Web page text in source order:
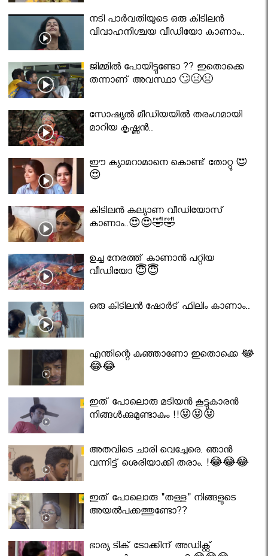
നടി പാർവതിയുടെ ഒരു കിടിലൻ
വിവാഹനിശ്ചയ വീഡിയോ കാണാം..
ജിമ്മിൽ പോയിട്ടുണ്ടോ ?? ഇതൊക്കെ
തന്നാണ് അവസ്ഥാ 🙄😣😣
സോഷ്യൽ മീഡിയയിൽ തരംഗമായി
മാറിയ കൃഷ്ണൻ..
ഈ ക്യാമറാമാനെ കൊണ്ട് തോറ്റു 😍
😍
കിടിലൻ കല്യാണ വീഡിയോസ്
കാണാം..😍😍🤣🤣
ഉച്ച നേരത്ത് കാണാൻ പറ്റിയ
വീഡിയോ 😇😇
ഒരു കിടിലൻ ഷോർട് ഫിലിം കാണാം..
എന്തിന്റെ കുഞ്ഞാണോ ഇതൊക്കെ 😂
😂😂
ഇത് പോലൊരു മടിയൻ കൂട്ടുകാരൻ
നിങ്ങൾക്കുമുണ്ടാകും !!😝😝😝
അതവിടെ ചാരി വെച്ചേരെ. ഞാൻ
വന്നിട്ട് ശെരിയാക്കി തരാം. !😂😂😂
ഇത് പോലൊരു "തള്ള" നിങ്ങളുടെ
അയല്‍പക്കത്തുണ്ടോ??
ഭാര്യ ടിക് ടോക്കിന് അഡിക്റ്റ്